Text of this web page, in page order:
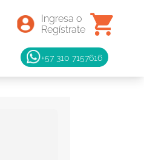
+57 310 7157616